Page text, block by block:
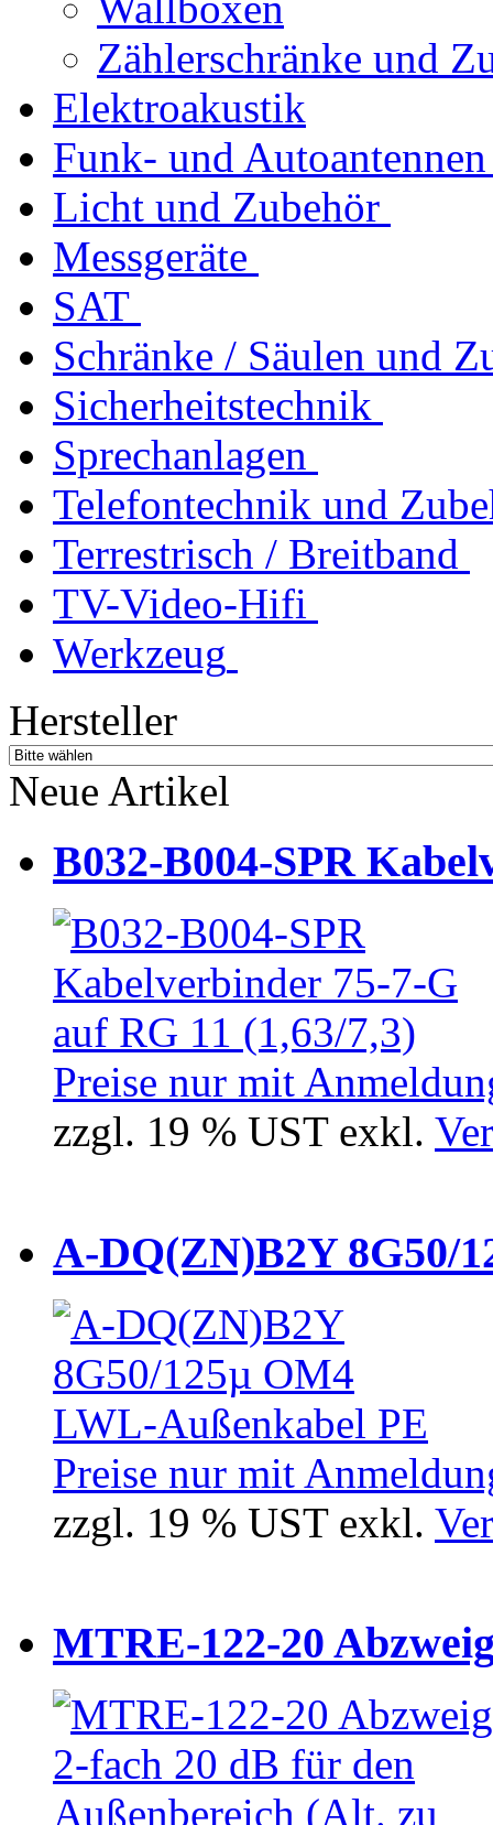
Zählerschränke und
Elektroakustik
Funk- und Autoantennen
Licht und Zubehör
Messgeräte
SAT
Schränke / Säulen und
Sicherheitstechnik
Sprechanlagen
Telefontechnik und
Terrestrisch / Breitband
TV-Video-Hifi
Werkzeug
Hersteller
Neue Artikel
B032-B004-SPR
Preise nur mit
zzgl. 19 % UST exkl.
A-DQ(ZN)B2Y 8G50/
Preise nur mit
zzgl. 19 % UST exkl.
MTRE-122-20